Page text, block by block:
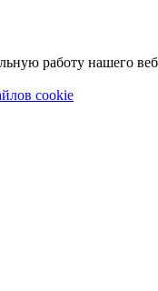
работу нашего
cookie